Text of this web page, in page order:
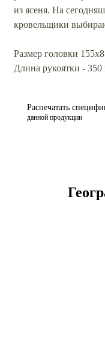
из ясеня. На
кровельщики
Размер головки
Длина рукоятки -
Распечатать
данной продукции